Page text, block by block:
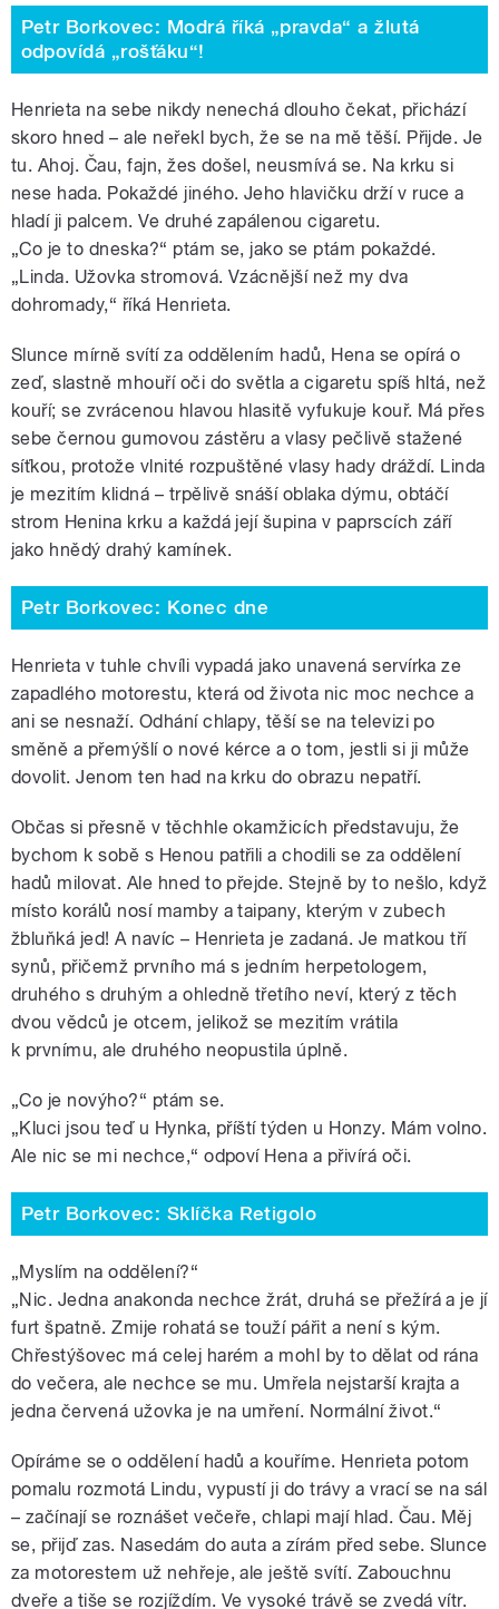
Petr Borkovec: Modrá říká „pravda“ a žlutá
odpovídá „rošťáku“!
Henrieta na sebe nikdy nenechá dlouho čekat, přichází
skoro hned – ale neřekl bych, že se na mě těší. Přijde. Je
tu. Ahoj. Čau, fajn, žes došel, neusmívá se. Na krku si
nese hada. Pokaždé jiného. Jeho hlavičku drží v ruce a
hladí ji palcem. Ve druhé zapálenou cigaretu.
„Co je to dneska?“ ptám se, jako se ptám pokaždé.
„Linda. Užovka stromová. Vzácnější než my dva
dohromady,“ říká Henrieta.
Slunce mírně svítí za oddělením hadů, Hena se opírá o
zeď, slastně mhouří oči do světla a cigaretu spíš hltá, než
kouří; se zvrácenou hlavou hlasitě vyfukuje kouř. Má přes
sebe černou gumovou zástěru a vlasy pečlivě stažené
síťkou, protože vlnité rozpuštěné vlasy hady dráždí. Linda
je mezitím klidná – trpělivě snáší oblaka dýmu, obtáčí
strom Henina krku a každá její šupina v paprscích září
jako hnědý drahý kamínek.
Petr Borkovec: Konec dne
Henrieta v tuhle chvíli vypadá jako unavená servírka ze
zapadlého motorestu, která od života nic moc nechce a
ani se nesnaží. Odhání chlapy, těší se na televizi po
směně a přemýšlí o nové kérce a o tom, jestli si ji může
dovolit. Jenom ten had na krku do obrazu nepatří.
Občas si přesně v těchhle okamžicích představuju, že
bychom k sobě s Henou patřili a chodili se za oddělení
hadů milovat. Ale hned to přejde. Stejně by to nešlo, když
místo korálů nosí mamby a taipany, kterým v zubech
žbluňká jed! A navíc – Henrieta je zadaná. Je matkou tří
synů, přičemž prvního má s jedním herpetologem,
druhého s druhým a ohledně třetího neví, který z těch
dvou vědců je otcem, jelikož se mezitím vrátila
k prvnímu, ale druhého neopustila úplně.
„Co je novýho?“ ptám se.
„Kluci jsou teď u Hynka, příští týden u Honzy. Mám volno.
Ale nic se mi nechce,“ odpoví Hena a přivírá oči.
Petr Borkovec: Sklíčka Retigolo
„Myslím na oddělení?“
„Nic. Jedna anakonda nechce žrát, druhá se přežírá a je jí
furt špatně. Zmije rohatá se touží pářit a není s kým.
Chřestýšovec má celej harém a mohl by to dělat od rána
do večera, ale nechce se mu. Umřela nejstarší krajta a
jedna červená užovka je na umření. Normální život.“
Opíráme se o oddělení hadů a kouříme. Henrieta potom
pomalu rozmotá Lindu, vypustí ji do trávy a vrací se na sál
– začínají se roznášet večeře, chlapi mají hlad. Čau. Měj
se, přijď zas. Nasedám do auta a zírám před sebe. Slunce
za motorestem už nehřeje, ale ještě svítí. Zabouchnu
dveře a tiše se rozjíždím. Ve vysoké trávě se zvedá vítr.